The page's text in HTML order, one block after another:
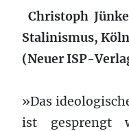
Christoph
Stalinismus,
(Neuer ISP-
»Das
ist gesprengt